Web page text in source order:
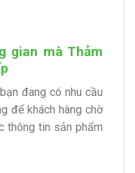
gian mà Thảm
đang có nhu cầu
để khách hàng chờ
thông tin sản phẩm